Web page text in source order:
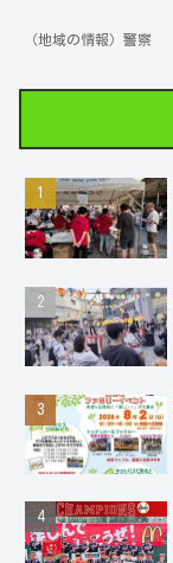
（地域の情報）警察